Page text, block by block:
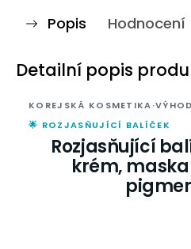
Popis Hodnocení
Detailní popis
KOREJSKÁ KOSMETIKA·
🌟 ROZJASŇUJÍCÍ BALÍČEK
Rozjasňující
krém, maska